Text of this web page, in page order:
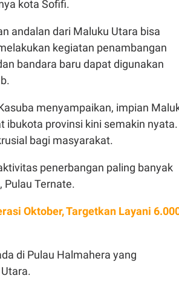
kota Sofifi.
andalan dari Maluku Utara bisa
kegiatan penambangan
bandara baru dapat digunakan
menyampaikan, impian
ibukota provinsi kini semakin nyata.
bagi masyarakat.
penerbangan paling banyak
Pulau Ternate.
Oktober, Targetkan Layani
di Pulau Halmahera yang